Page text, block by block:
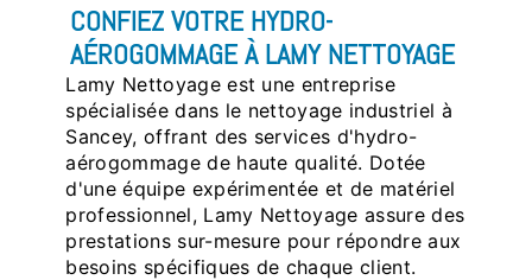
CONFIEZ VOTRE HYDRO-
AÉROGOMMAGE À LAMY NETTOYAGE
Lamy Nettoyage est une entreprise
spécialisée dans le nettoyage industriel à
Sancey, offrant des services d'hydro-
aérogommage de haute qualité. Dotée
d'une équipe expérimentée et de matériel
professionnel, Lamy Nettoyage assure des
prestations sur-mesure pour répondre aux
besoins spécifiques de chaque client.